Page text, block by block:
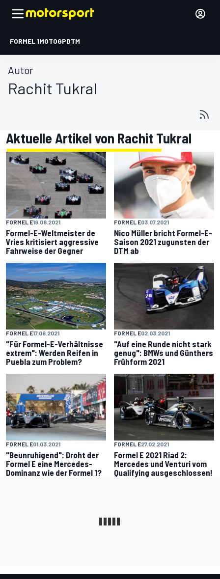
FORMEL 1MOTOGPDTM
Autor
Rachit Tukral
Aktuelle Artikel von Rachit Tukral
FORMEL E19.08.2021
Formel-E-Weltmeister de
Vries kritisiert aggressive
Fahrweise der Gegner
FORMEL E03.07.2021
Nico Müller bricht Formel-E-
Saison 2021 zugunsten der
DTM ab
FORMEL E17.06.2021
"Für Formel-E-Verhältnisse
extrem": Werden Reifen in
Puebla zum Problem?
FORMEL E02.03.2021
"Auf eine Runde nicht stark
genug": BMWs und Günthers
Frühform 2021
FORMEL E01.03.2021
"Beunruhigend": Droht der
Formel E eine Mercedes-
Dominanz wie der Formel 1?
FORMEL E27.02.2021
Formel E 2021 Riad 2:
Mercedes und Venturi vom
Qualifying ausgeschlossen!